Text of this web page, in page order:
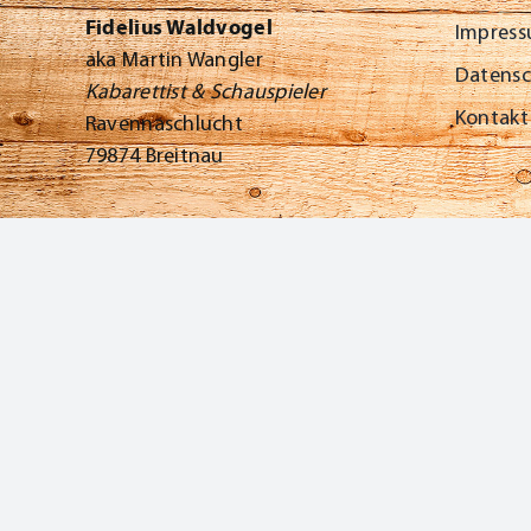
Fidelius Waldvogel
aka Martin Wangler
Kabarettist & Schauspieler
Ravennaschlucht
79874 Breitnau
Kontakt